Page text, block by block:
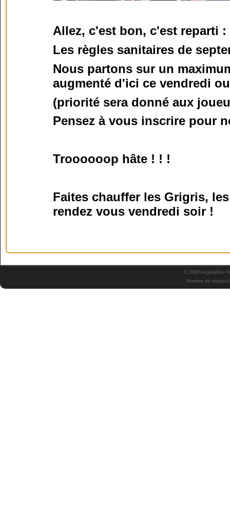
Allez, c'est bon, c'est reparti :
Les règles sanitaires de
Nous partons sur un
augmenté d'ici ce vendredi
(priorité sera donné aux
Pensez à vous inscrire pour
Troooooop hâte ! ! !
Faites chauffer les Grigris,
rendez vous vendredi soir !
© 2009 Angoulême
Nombre de